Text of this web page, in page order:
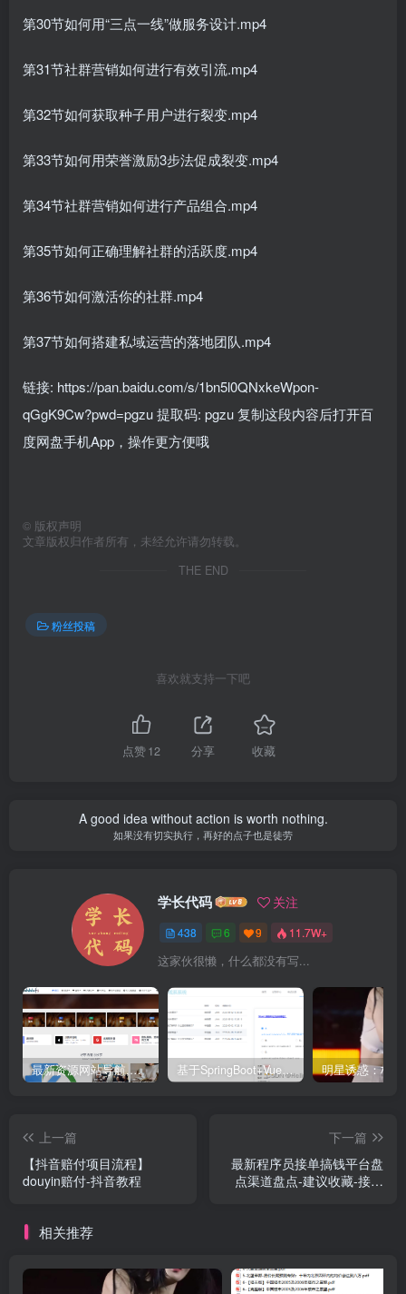
第30节如何用“三点一线”做服务设计.mp4
第31节社群营销如何进行有效引流.mp4
第32节如何获取种子用户进行裂变.mp4
第33节如何用荣誉激励3步法促成裂变.mp4
第34节社群营销如何进行产品组合.mp4
第35节如何正确理解社群的活跃度.mp4
第36节如何激活你的社群.mp4
第37节如何搭建私域运营的落地团队.mp4
链接: https://pan.baidu.com/s/1bn5l0QNxkeWpon-
qGgK9Cw?pwd=pgzu 提取码: pgzu 复制这段内容后打开百
度网盘手机App，操作更方便哦
© 版权声明
文章版权归作者所有，未经允许请勿转载。
THE END
粉丝投稿
喜欢就支持一下吧
点赞12 分享 收藏
A good idea without action is worth nothing.
如果没有切实执行，再好的点子也是徒劳
学长代码 关注
438 6 9 11.7W+
这家伙很懒，什么都没有写...
最新资源网站导航,让你的资源爆满！推荐5个优质互联网资源分享网站 基于SpringBoot+Vue.js智能考试系统(源码+文档+视频+包运行)
上一篇
【抖音赔付项目流程】
douyin赔付-抖音教程
下一篇
最新程序员接单搞钱平台盘
点渠道盘点-建议收藏-接单
相关推荐